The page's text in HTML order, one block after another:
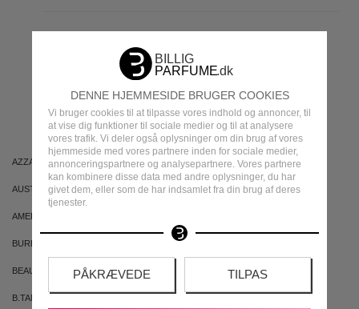
DENNE HJEMMESIDE BRUGER COOKIES
Vi bruger cookies til at tilpasse vores indhold og annoncer, til
at vise dig funktioner til sociale medier og til at analysere
vores trafik. Vi deler også oplysninger om din brug af vores
hjemmeside med vores partnere inden for sociale medier,
annonceringspartnere og analysepartnere. Vores partnere
kan kombinere disse data med andre oplysninger, du har
givet dem, eller som de har indsamlet fra din brug af deres
tjenester.
PÅKRÆVEDE TILPAS
MEST POPULÆRE
MÆRKER
AZZARO ARIANA GRANDE
AUSTRALIAN GOLD AUSTRALIAN BODYCARE
AMERICAN CREW
BURBERRY BVLGARI
BEAUTE PACIFIQUE BADEANSTALTEN
B.TAN